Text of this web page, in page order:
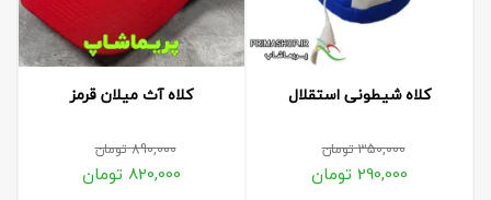
کلاه شیطونی استقلال
350,000تومان
290,000 تومان
کلاه آث میلان قرمز
890,000تومان
820,000 تومان